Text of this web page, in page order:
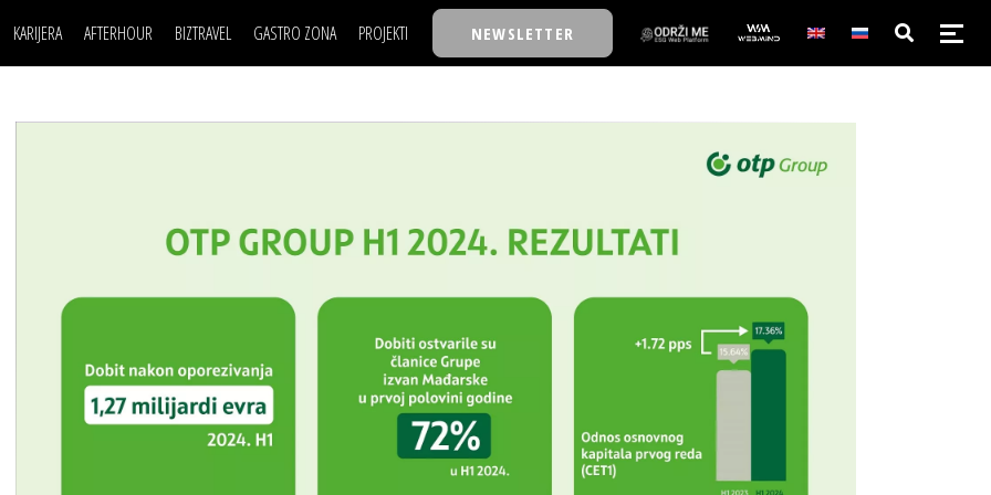
KARIJERA AFTERHOUR
WELLBEING
BIZTRAVEL GASTRO ZONA PROJEKTI
BACK TO OFFICE/SCHOOL
BIZBENDOVI
BIZKOLEGIJUM
BMW BIZNIS LIGA
BIZLIFE WEEK
NEWSLETTER
POSAO
MOJ UGAO
FILM I SCENA
AUTO SVET
NAJKOLEGA
30 ISPOD 30
BIZKOLEGIJUM
BIZLIFE WEEK
IZJAVA GODINE